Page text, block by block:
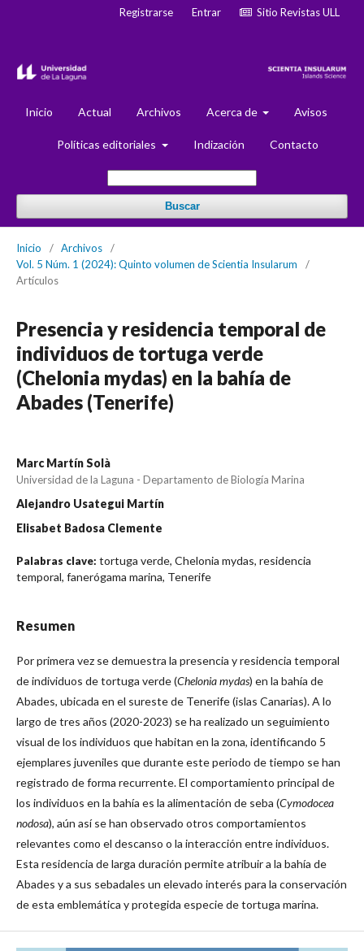
Inicio Actual Archivos Acerca de Avisos
Políticas editoriales Indización Contacto
Buscar
Registrarse Entrar Sitio Revistas ULL
Inicio / Archivos
/
Vol. 5 Núm. 1 (2024): Quinto volumen de Scientia Insularum
/
Artículos
Presencia y residencia temporal de
individuos de tortuga verde
(Chelonia mydas) en la bahía de
Abades (Tenerife)
Marc Martín Solà
Universidad de la Laguna - Departamento de Biología Marina
Alejandro Usategui Martín
Elisabet Badosa Clemente
Palabras clave: tortuga verde, Chelonia mydas, residencia
temporal, fanerógama marina, Tenerife
Resumen
Por primera vez se demuestra la presencia y residencia temporal
de individuos de tortuga verde (Chelonia mydas) en la bahía de
Abades, ubicada en el sureste de Tenerife (islas Canarias). A lo
largo de tres años (2020-2023) se ha realizado un seguimiento
visual de los individuos que habitan en la zona, identificando 5
ejemplares juveniles que durante este periodo de tiempo se han
registrado de forma recurrente. El comportamiento principal de
los individuos en la bahía es la alimentación de seba (Cymodocea
nodosa), aún así se han observado otros comportamientos
relevantes como el descanso o la interacción entre individuos.
Esta residencia de larga duración permite atribuir a la bahía de
Abades y a sus sebadales un elevado interés para la conservación
de esta emblemática y protegida especie de tortuga marina.